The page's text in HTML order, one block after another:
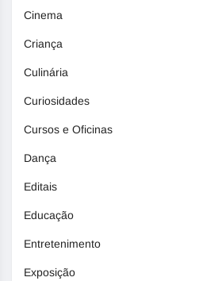
Cinema
Criança
Culinária
Curiosidades
Cursos e Oficinas
Dança
Editais
Educação
Entretenimento
Exposição